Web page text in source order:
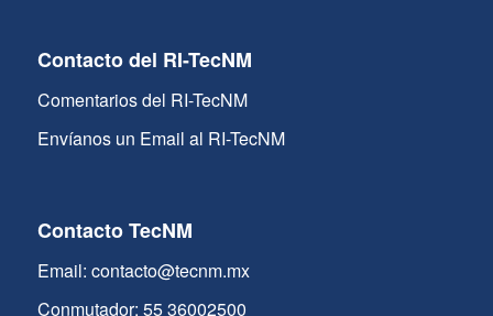
Contacto del RI-TecNM
Comentarios del RI-TecNM
Envíanos un Email al RI-TecNM
Contacto TecNM
Email: contacto@tecnm.mx
Conmutador: 55 36002500